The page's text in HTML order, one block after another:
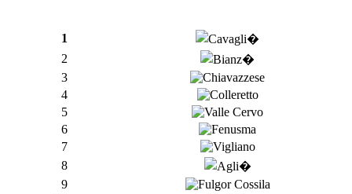
1
2
3
4
5
6
7
8
9